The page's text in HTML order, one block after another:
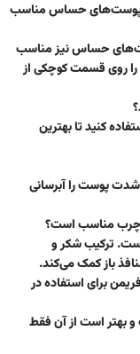
پوست‌های حساس مناسب
حساس نیز مناسب
را روی قسمت کوچکی از
تا 2 بار در هفته استفاده کنید تا بهترین
شدت پوست را آبرسانی
چرب مناسب است؟
ترکیب شکر و
باز کمک می‌کند.
آیا اسکراب شکری بدن شیر توت فرنگی Hydrating فریمن برای استفاده در
بهتر است از آن فقط